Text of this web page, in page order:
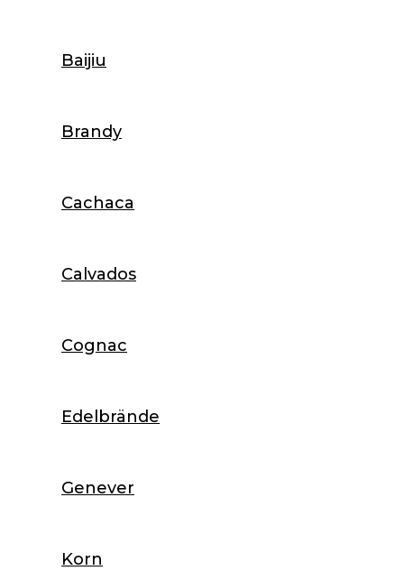
Baijiu
Brandy
Cachaca
Calvados
Cognac
Edelbrände
Genever
Korn